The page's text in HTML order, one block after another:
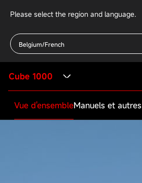
Please select the region and language.
Belgium/French
Cube 1000
Vue d'ensembleManuels et autres